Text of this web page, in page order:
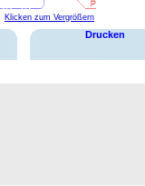
Klicken zum Vergrößern
Drucken